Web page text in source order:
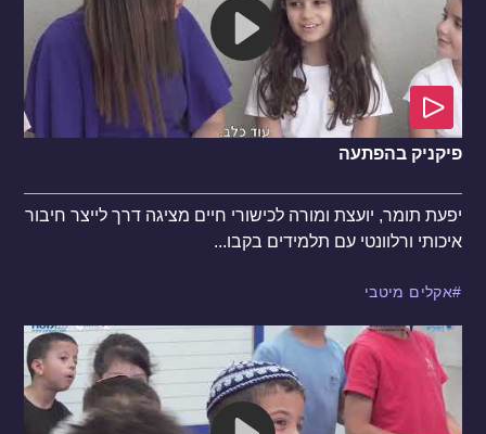
פיקניק בהפתעה
יפעת תומר, יועצת ומורה לכישורי חיים מציגה דרך לייצר חיבור
איכותי ורלוונטי עם תלמידים בקבו...
אקלים מיטבי